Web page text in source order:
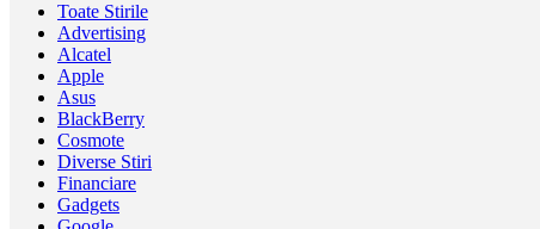
Toate Stirile
Advertising
Alcatel
Apple
Asus
BlackBerry
Cosmote
Diverse Stiri
Financiare
Gadgets